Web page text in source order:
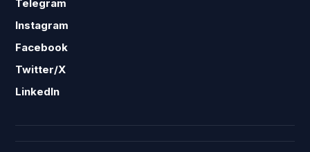
Telegram
Instagram
Facebook
Twitter/X
LinkedIn